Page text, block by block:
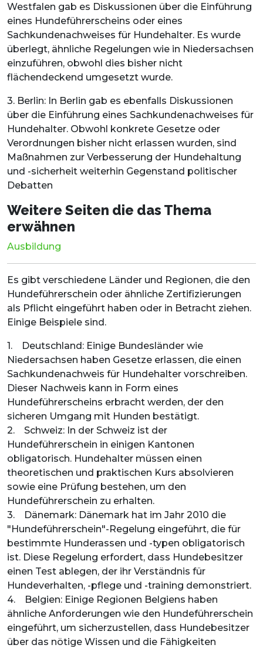
Westfalen gab es Diskussionen über die Einführung
eines Hundeführerscheins oder eines
Sachkundenachweises für Hundehalter. Es wurde
überlegt, ähnliche Regelungen wie in Niedersachsen
einzuführen, obwohl dies bisher nicht
flächendeckend umgesetzt wurde.
3. Berlin: In Berlin gab es ebenfalls Diskussionen
über die Einführung eines Sachkundenachweises für
Hundehalter. Obwohl konkrete Gesetze oder
Verordnungen bisher nicht erlassen wurden, sind
Maßnahmen zur Verbesserung der Hundehaltung
und -sicherheit weiterhin Gegenstand politischer
Debatten
Weitere Seiten die das Thema
erwähnen
Ausbildung
Es gibt verschiedene Länder und Regionen, die den
Hundeführerschein oder ähnliche Zertifizierungen
als Pflicht eingeführt haben oder in Betracht ziehen.
Einige Beispiele sind.
1. Deutschland: Einige Bundesländer wie
Niedersachsen haben Gesetze erlassen, die einen
Sachkundenachweis für Hundehalter vorschreiben.
Dieser Nachweis kann in Form eines
Hundeführerscheins erbracht werden, der den
sicheren Umgang mit Hunden bestätigt.
2. Schweiz: In der Schweiz ist der
Hundeführerschein in einigen Kantonen
obligatorisch. Hundehalter müssen einen
theoretischen und praktischen Kurs absolvieren
sowie eine Prüfung bestehen, um den
Hundeführerschein zu erhalten.
3. Dänemark: Dänemark hat im Jahr 2010 die
"Hundeführerschein"-Regelung eingeführt, die für
bestimmte Hunderassen und -typen obligatorisch
ist. Diese Regelung erfordert, dass Hundebesitzer
einen Test ablegen, der ihr Verständnis für
Hundeverhalten, -pflege und -training demonstriert.
4. Belgien: Einige Regionen Belgiens haben
ähnliche Anforderungen wie den Hundeführerschein
eingeführt, um sicherzustellen, dass Hundebesitzer
über das nötige Wissen und die Fähigkeiten